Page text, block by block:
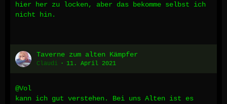
hier her zu locken, aber das bekomme selbst ich
nicht hin.
Taverne zum alten Kämpfer
Claudi 11. April 2021
@Vol
kann ich gut verstehen. Bei uns Alten ist es